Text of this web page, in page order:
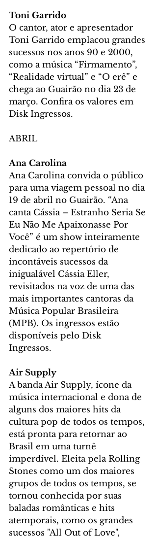
Toni Garrido
O cantor, ator e apresentador
Toni Garrido emplacou grandes
sucessos nos anos 90 e 2000,
como a música “Firmamento”,
“Realidade virtual” e “O erê” e
chega ao Guairão no dia 23 de
março. Confira os valores em
Disk Ingressos.
ABRIL
Ana Carolina
Ana Carolina convida o público
para uma viagem pessoal no dia
19 de abril no Guairão. “Ana
canta Cássia – Estranho Seria Se
Eu Não Me Apaixonasse Por
Você” é um show inteiramente
dedicado ao repertório de
incontáveis sucessos da
inigualável Cássia Eller,
revisitados na voz de uma das
mais importantes cantoras da
Música Popular Brasileira
(MPB). Os ingressos estão
disponíveis pelo Disk
Ingressos.
Air Supply
A banda Air Supply, ícone da
música internacional e dona de
alguns dos maiores hits da
cultura pop de todos os tempos,
está pronta para retornar ao
Brasil em uma turnê
imperdível. Eleita pela Rolling
Stones como um dos maiores
grupos de todos os tempos, se
tornou conhecida por suas
baladas românticas e hits
atemporais, como os grandes
sucessos "All Out of Love",